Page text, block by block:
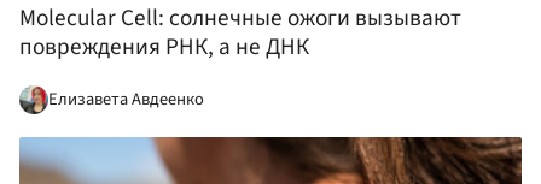
Molecular Cell: солнечные ожоги вызывают
повреждения РНК, а не ДНК
Елизавета Авдеенко